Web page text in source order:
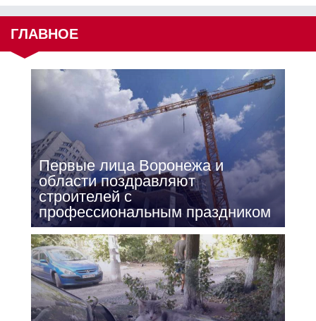
ГЛАВНОЕ
Первые лица Воронежа и
области поздравляют
строителей с
профессиональным праздником